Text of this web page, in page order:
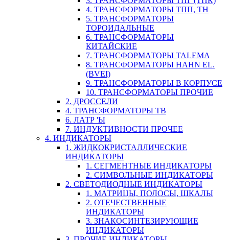
4. ТРАНСФОРМАТОРЫ ТПП, ТН
5. ТРАНСФОРМАТОРЫ
ТОРОИДАЛЬНЫЕ
6. ТРАНСФОРМАТОРЫ
КИТАЙСКИЕ
7. ТРАНСФОРМАТОРЫ TALEMA
8. ТРАНСФОРМАТОРЫ HAHN EL.
(BVEI)
9. ТРАНСФОРМАТОРЫ В КОРПУСЕ
10. ТРАНСФОРМАТОРЫ ПРОЧИЕ
2. ДРОССЕЛИ
4. ТРАНСФОРМАТОРЫ ТВ
6. ЛАТР 'Ы
7. ИНДУКТИВНОСТИ ПРОЧЕЕ
4. ИНДИКАТОРЫ
1. ЖИДКОКРИСТАЛЛИЧЕСКИЕ
ИНДИКАТОРЫ
1. СЕГМЕНТНЫЕ ИНДИКАТОРЫ
2. СИМВОЛЬНЫЕ ИНДИКАТОРЫ
2. СВЕТОДИОДНЫЕ ИНДИКАТОРЫ
1. МАТРИЦЫ, ПОЛОСЫ, ШКАЛЫ
2. ОТЕЧЕСТВЕННЫЕ
ИНДИКАТОРЫ
3. ЗНАКОСИНТЕЗИРУЮЩИЕ
ИНДИКАТОРЫ